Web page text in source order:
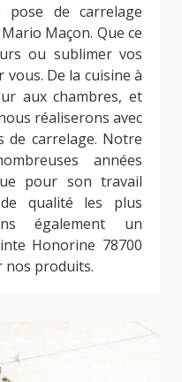
pose de carrelage
Maçon. Que ce
ou sublimer vos
De la cuisine à
aux chambres, et
réaliserons avec
de carrelage. Notre
années
pour son travail
qualité les plus
également un
Honorine 78700
nos produits.